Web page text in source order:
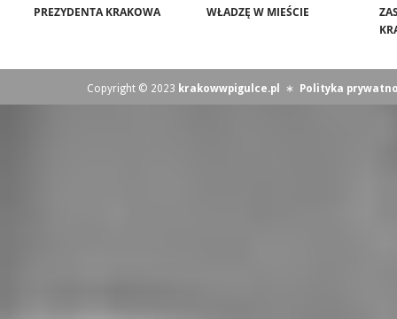
PREZYDENTA KRAKOWA
WŁADZĘ W MIEŚCIE
Copyright © 2023 krakowwpigulce.pl ∗ Polityka